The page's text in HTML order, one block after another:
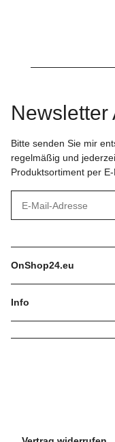
Newsletter
Bitte senden Sie mir
regelmäßig und
Produktsortiment per
OnShop24.eu
Info